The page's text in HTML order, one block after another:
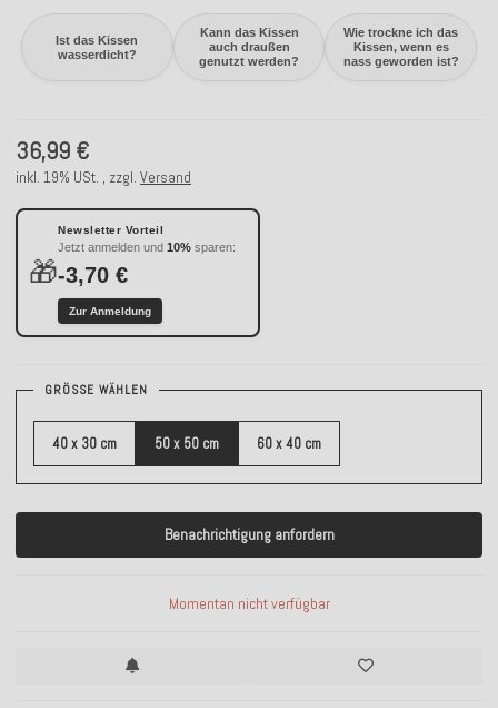
Ist das Kissen
wasserdicht?
Kann das Kissen
auch draußen
genutzt werden?
Wie trockne ich das
Kissen, wenn es
nass geworden ist?
36,99 €
inkl. 19% USt. , zzgl. Versand
🎁
Newsletter Vorteil
Jetzt anmelden und 10% sparen:
-3,70 €
Zur Anmeldung
GRÖSSE WÄHLEN
40 x 30 cm 50 x 50 cm 60 x 40 cm
Benachrichtigung anfordern
Momentan nicht verfügbar